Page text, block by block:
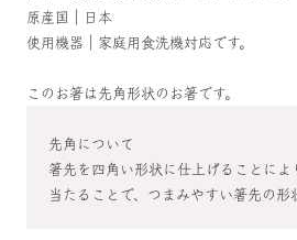
原産国｜日本
使用機器｜家庭用食洗機対応です。
このお箸は先角形状のお箸です。
先角について
箸先を四角い形状に仕上げることによ
当たることで、つまみやすい箸先の形